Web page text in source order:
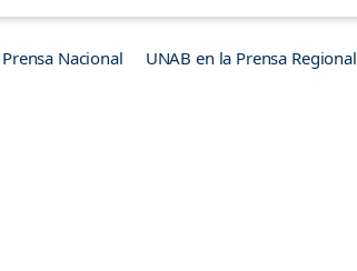
Nacional UNAB en la Prensa Regional